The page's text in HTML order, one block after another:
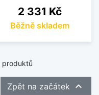
Cena
2 331 Kč
Běžně skladem
produktů
Zpět na začátek 